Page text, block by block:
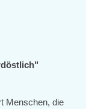
Menschen, die